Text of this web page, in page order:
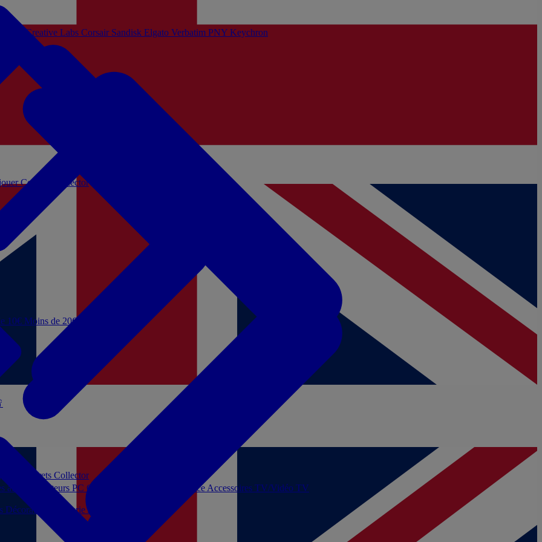
10€ Moins de 20€
Décoration PapeterieJeux de société
Coffrets Collector
Coffrets Collector
audio Moniteurs PC Casques filaires Audio Licence Accessoires TV/Vidéo TV
Creative Labs Corsair Sandisk Elgato Verbatim PNY Keychron